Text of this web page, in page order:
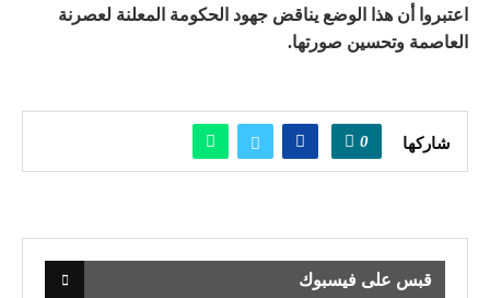
اعتبروا أن هذا الوضع يناقض جهود الحكومة المعلنة لعصرنة
العاصمة وتحسين صورتها.
شاركها 0
قبس على فيسبوك